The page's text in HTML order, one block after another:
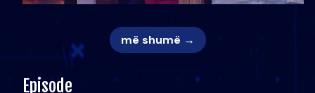
më shumë →
Episode